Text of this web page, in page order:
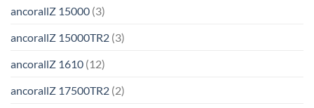
ancorallZ 15000 (3)
ancorallZ 15000TR2 (3)
ancorallZ 1610 (12)
ancorallZ 17500TR2 (2)